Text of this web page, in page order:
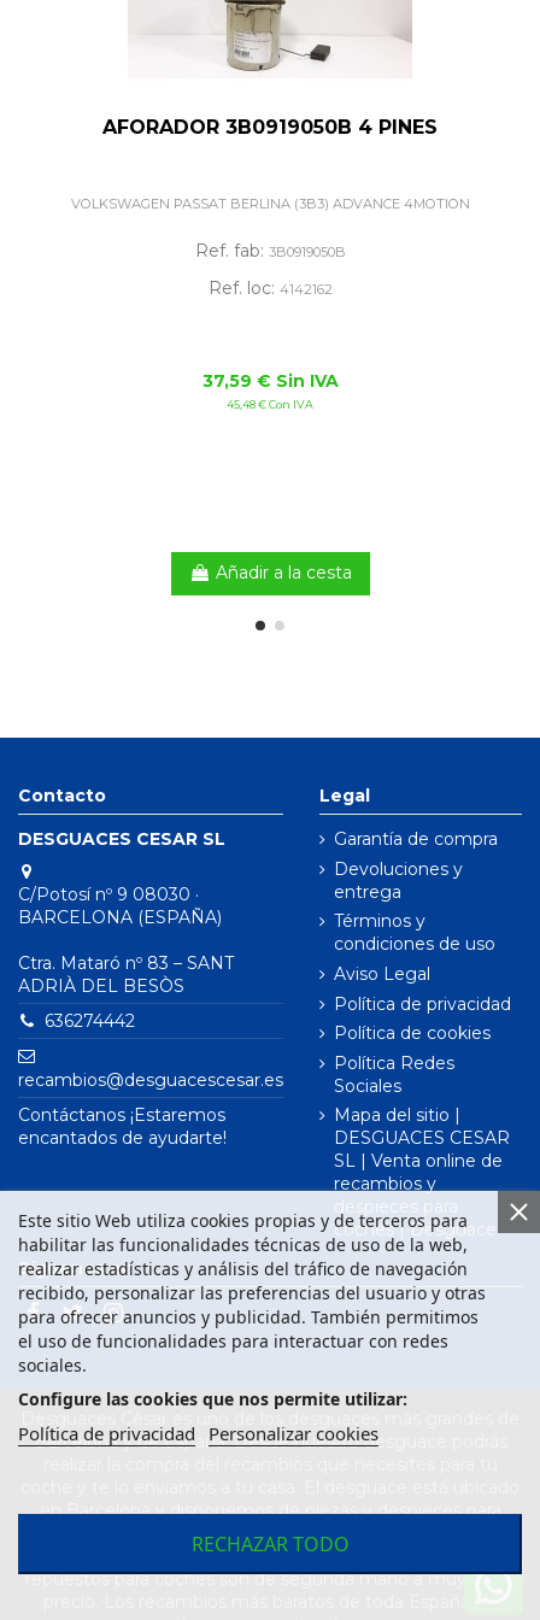
AFORADOR 3B0919050B 4 PINES
VOLKSWAGEN PASSAT BERLINA (3B3) ADVANCE 4MOTION
Ref. fab: 3B0919050B
Ref. loc: 4142162
37,59 € Sin IVA
45,48 € Con IVA
Añadir a la cesta
Contacto
DESGUACES CESAR SL
C/Potosí nº 9 08030 ·
BARCELONA (ESPAÑA)
Ctra. Mataró nº 83 – SANT
ADRIÀ DEL BESÒS
636274442
recambios@desguacescesar.es
Contáctanos ¡Estaremos
encantados de ayudarte!
Legal
Garantía de compra
Devoluciones y
entrega
Términos y
condiciones de uso
Aviso Legal
Política de privacidad
Política de cookies
Política Redes
Sociales
Mapa del sitio |
DESGUACES CESAR
SL | Venta online de
recambios y
despieces para
coches | Desguace
Este sitio Web utiliza cookies propias y de terceros para
habilitar las funcionalidades técnicas de uso de la web,
realizar estadísticas y análisis del tráfico de navegación
recibido, personalizar las preferencias del usuario y otras
para ofrecer anuncios y publicidad. También permitimos
el uso de funcionalidades para interactuar con redes
sociales.
Configure las cookies que nos permite utilizar:
Política de privacidad Personalizar cookies
RECHAZAR TODO
Síguenos en
Barcelona y de España. Desde nuestro desguace podrás
en Barcelona y disponemos de piezas y despieces para
todas las marcas de vehículos. Compra el recambio que
necesitas para tu coche en nuestro desguace. Los
repuestos para coches son de segunda mano a muy buen